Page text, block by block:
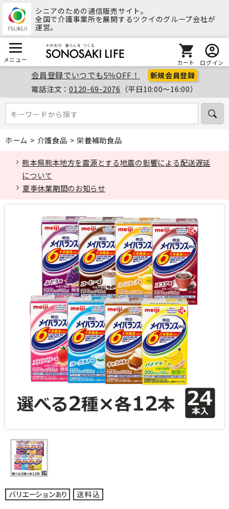
シニアのための通信販売サイト。
全国で介護事業所を展開するツクイのグループ会社が
運営。
メニュー カート ログイン
会員登録でいつでも5％OFF！ 新規会員登録
電話注文：0120-69-2076 （平日10:00～16:00）
キーワードから探す
キーワードから探す
ホーム > 介護食品 > 栄養補助食品
熊本県熊本地方を震源とする地震の影響による配送遅延
について
夏季休業期間のお知らせ